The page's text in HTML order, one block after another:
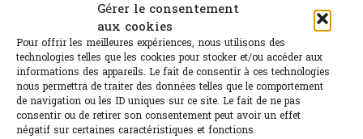
Gérer le consentement
aux cookies
Pour offrir les meilleures expériences, nous utilisons des
technologies telles que les cookies pour stocker et/ou accéder aux
informations des appareils. Le fait de consentir à ces technologies
nous permettra de traiter des données telles que le comportement
de navigation ou les ID uniques sur ce site. Le fait de ne pas
consentir ou de retirer son consentement peut avoir un effet
négatif sur certaines caractéristiques et fonctions.
Sélection de rosés 2026
L'abus d'alcool est dangereux pour la santé.